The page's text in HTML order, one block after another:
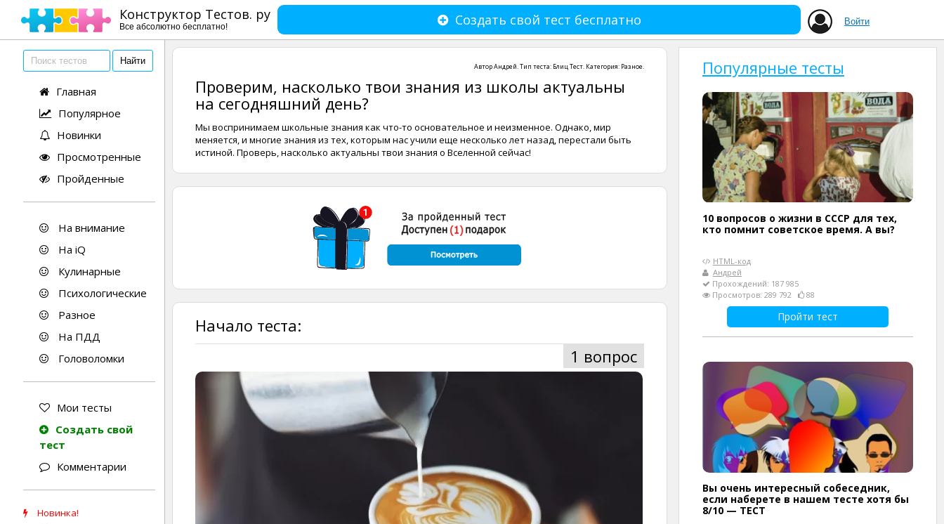
Конструктор Тестов. ру
Все абсолютно бесплатно! Войти
Создать свой тест бесплатно
Главная
Популярное
Новинки
Просмотренные
Пройденные
На внимание
На iQ
Кулинарные
Психологические
Разное
На ПДД
Головоломки
Мои тесты
Создать свой
тест
Комментарии
Новинка!
АвторАндрей. Тип теста: Блиц Тест. Категория: Разное.
Проверим, насколько твои знания из школы актуальны
на сегодняшний день?
Мы воспринимаем школьные знания как что-то основательное и неизменное. Однако, мир
меняется, и многие знания из тех, которым нас учили еще несколько лет назад, перестали быть
истиной. Проверь, насколько актуальны твои знания о Вселенной сейчас!
Начало теста:
1 вопрос
Популярные тесты
10 вопросов о жизни в СССР для тех,
кто помнит советское время. А вы?
HTML-код
Андрей
Прохождений: 187 985
Просмотров: 289 792
88
Пройти тест
Вы очень интересный собеседник,
если наберете в нашем тесте хотя бы
8/10 — ТЕСТ